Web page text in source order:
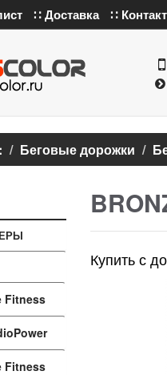
∷ Доставка ∷
Беговые дорожки
Fitness
Fitness
Купить с